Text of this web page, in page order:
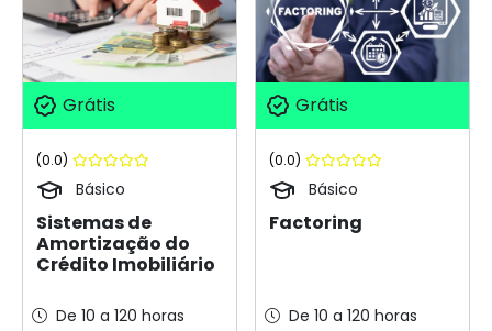
Grátis
(0.0)
Básico
Sistemas de
Amortização do
Crédito Imobiliário
De 10 a 120 horas
Grátis
(0.0)
Básico
Factoring
De 10 a 120 horas